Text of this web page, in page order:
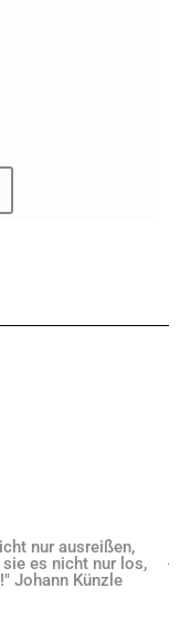
nur ausreißen,
es nicht nur los,
Johann Künzle